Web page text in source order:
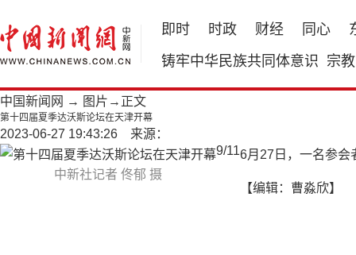
即时 时政 财经 同心
铸牢中华民族共同体意识 宗教
中国新闻网 → 图片 →正文
第十四届夏季达沃斯论坛在天津开幕
2023-06-27 19:43:26 来源：
中新社记者 佟郁 摄
9/116月27日，一名参会
【编辑：曹淼欣】